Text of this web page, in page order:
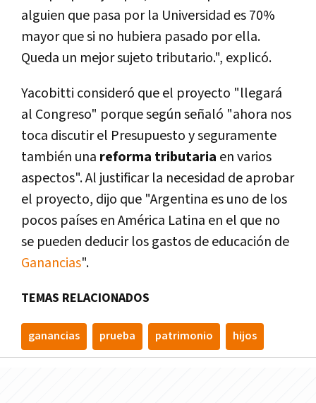
alguien que pasa por la Universidad es 70%
mayor que si no hubiera pasado por ella.
Queda un mejor sujeto tributario.", explicó.
Yacobitti consideró que el proyecto "llegará
al Congreso" porque según señaló "ahora nos
toca discutir el Presupuesto y seguramente
también una reforma tributaria en varios
aspectos". Al justificar la necesidad de aprobar
el proyecto, dijo que "Argentina es uno de los
pocos países en América Latina en el que no
se pueden deducir los gastos de educación de
Ganancias".
TEMAS RELACIONADOS
ganancias prueba patrimonio hijos